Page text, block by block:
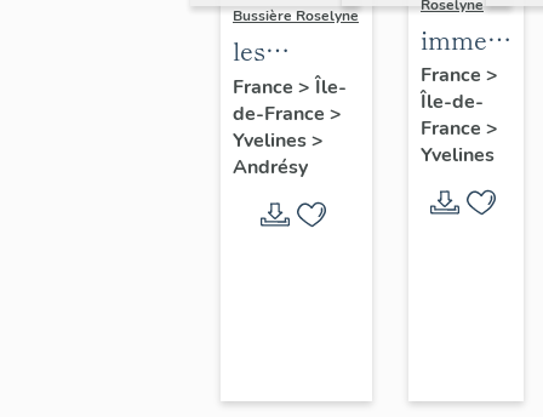
Bussière Roselyne
les
immeubles,
maisons et
fermes du
canton
d'Andrésy
France > Île-
de-France >
Yvelines>
Andrésy
Roselyne
maisons,
fermes
France >
Île-de-
France >
Yvelines